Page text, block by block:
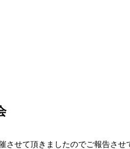
させて頂きましたのでご報告させ